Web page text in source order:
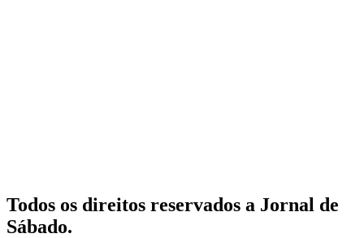
Todos os direitos reservados a Jornal de
Sábado.